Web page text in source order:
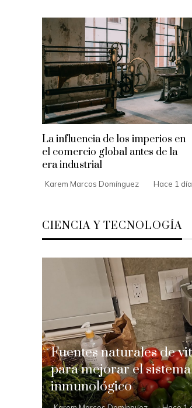
La influencia de los imperios en
el comercio global antes de la
era industrial
Karem Marcos Domínguez Hace 1 día
CIENCIA Y TECNOLOGÍA
Fuentes naturales de
para mejorar el sistema
inmunológico